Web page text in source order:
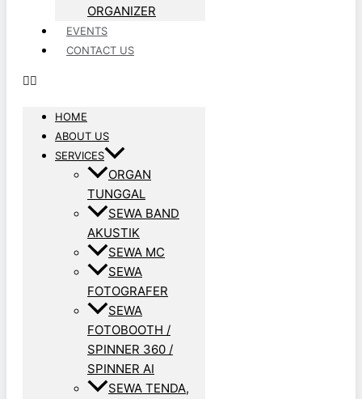
ORGANIZER
EVENTS
CONTACT US
HOME
ABOUT US
SERVICES
ORGAN
TUNGGAL
SEWA BAND
AKUSTIK
SEWA MC
SEWA
FOTOGRAFER
SEWA
FOTOBOOTH /
SPINNER 360 /
SPINNER AI
SEWA TENDA,